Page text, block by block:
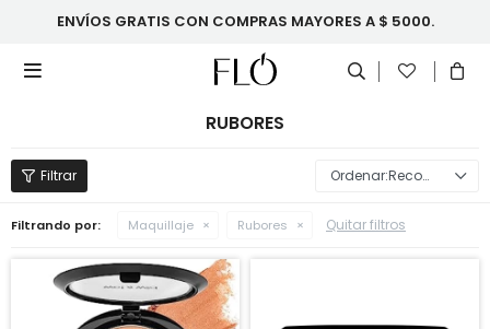
ENVÍOS GRATIS CON COMPRAS MAYORES A $ 5000.

RUBORES
Recomendados
Filtrando por: Maquillaje Rubores Quitar filtros